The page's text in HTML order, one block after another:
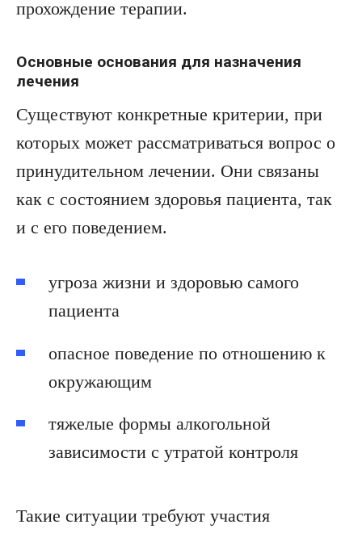
прохождение терапии.
Основные основания для назначения
лечения
Существуют конкретные критерии, при
которых может рассматриваться вопрос о
принудительном лечении. Они связаны
как с состоянием здоровья пациента, так
и с его поведением.
угроза жизни и здоровью самого
пациента
опасное поведение по отношению к
окружающим
тяжелые формы алкогольной
зависимости с утратой контроля
Такие ситуации требуют участия